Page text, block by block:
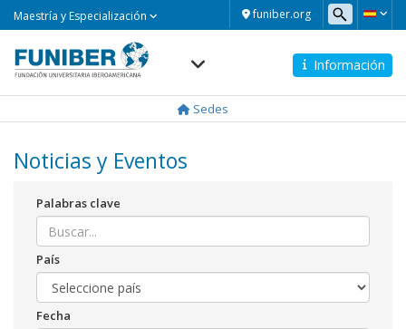
funiber.org
Maestría y Especialización
Información
Sedes
Noticias y Eventos
Palabras clave
País
Fecha